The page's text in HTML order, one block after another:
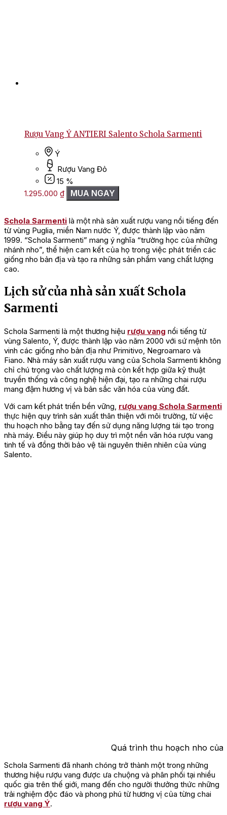
Rượu Vang Ý ANTIERI Salento Schola Sarmenti
Ý
Rượu Vang Đỏ
15 %
1.295.000 ₫ MUA NGAY
Schola Sarmenti là một nhà sản xuất rượu vang nổi tiếng đến
từ vùng Puglia, miền Nam nước Ý, được thành lập vào năm
1999. “Schola Sarmenti” mang ý nghĩa “trường học của những
nhánh nho”, thể hiện cam kết của họ trong việc phát triển các
giống nho bản địa và tạo ra những sản phẩm vang chất lượng
cao.
Lịch sử của nhà sản xuất Schola
Sarmenti
Schola Sarmenti là một thương hiệu rượu vang nổi tiếng từ
vùng Salento, Ý, được thành lập vào năm 2000 với sứ mệnh tôn
vinh các giống nho bản địa như Primitivo, Negroamaro và
Fiano. Nhà máy sản xuất rượu vang của Schola Sarmenti không
chỉ chú trọng vào chất lượng mà còn kết hợp giữa kỹ thuật
truyền thống và công nghệ hiện đại, tạo ra những chai rượu
mang đậm hương vị và bản sắc văn hóa của vùng đất.
Với cam kết phát triển bền vững, rượu vang Schola Sarmenti
thực hiện quy trình sản xuất thân thiện với môi trường, từ việc
thu hoạch nho bằng tay đến sử dụng năng lượng tái tạo trong
nhà máy. Điều này giúp họ duy trì một nền văn hóa rượu vang
tinh tế và đồng thời bảo vệ tài nguyên thiên nhiên của vùng
Salento.
Quá trình thu hoạch nho của
Schola Sarmenti đã nhanh chóng trở thành một trong những
thương hiệu rượu vang được ưa chuộng và phân phối tại nhiều
quốc gia trên thế giới, mang đến cho người thưởng thức những
trải nghiệm độc đáo và phong phú từ hương vị của từng chai
rượu vang Ý.